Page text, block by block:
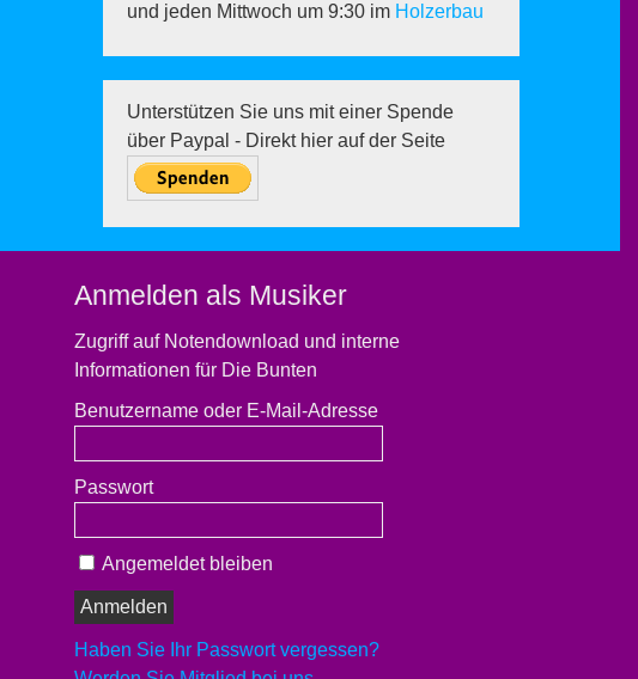
und jeden Mittwoch um 9:30 im Holzerbau
Unterstützen Sie uns mit einer Spende
über Paypal - Direkt hier auf der Seite
Anmelden als Musiker
Zugriff auf Notendownload und interne
Informationen für Die Bunten
Benutzername oder E-Mail-Adresse
Passwort
Angemeldet bleiben
Haben Sie Ihr Passwort vergessen?